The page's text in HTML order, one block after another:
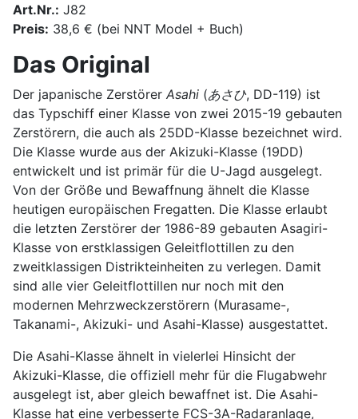
Art.Nr.: J82
Preis: 38,6 € (bei NNT Model + Buch)
Das Original
Der japanische Zerstörer Asahi (あさひ, DD-119) ist
das Typschiff einer Klasse von zwei 2015-19 gebauten
Zerstörern, die auch als 25DD-Klasse bezeichnet wird.
Die Klasse wurde aus der Akizuki-Klasse (19DD)
entwickelt und ist primär für die U-Jagd ausgelegt.
Von der Größe und Bewaffnung ähnelt die Klasse
heutigen europäischen Fregatten. Die Klasse erlaubt
die letzten Zerstörer der 1986-89 gebauten Asagiri-
Klasse von erstklassigen Geleitflottillen zu den
zweitklassigen Distrikteinheiten zu verlegen. Damit
sind alle vier Geleitflottillen nur noch mit den
modernen Mehrzweckzerstörern (Murasame-,
Takanami-, Akizuki- und Asahi-Klasse) ausgestattet.
Die Asahi-Klasse ähnelt in vielerlei Hinsicht der
Akizuki-Klasse, die offiziell mehr für die Flugabwehr
ausgelegt ist, aber gleich bewaffnet ist. Die Asahi-
Klasse hat eine verbesserte FCS-3A-Radaranlage,